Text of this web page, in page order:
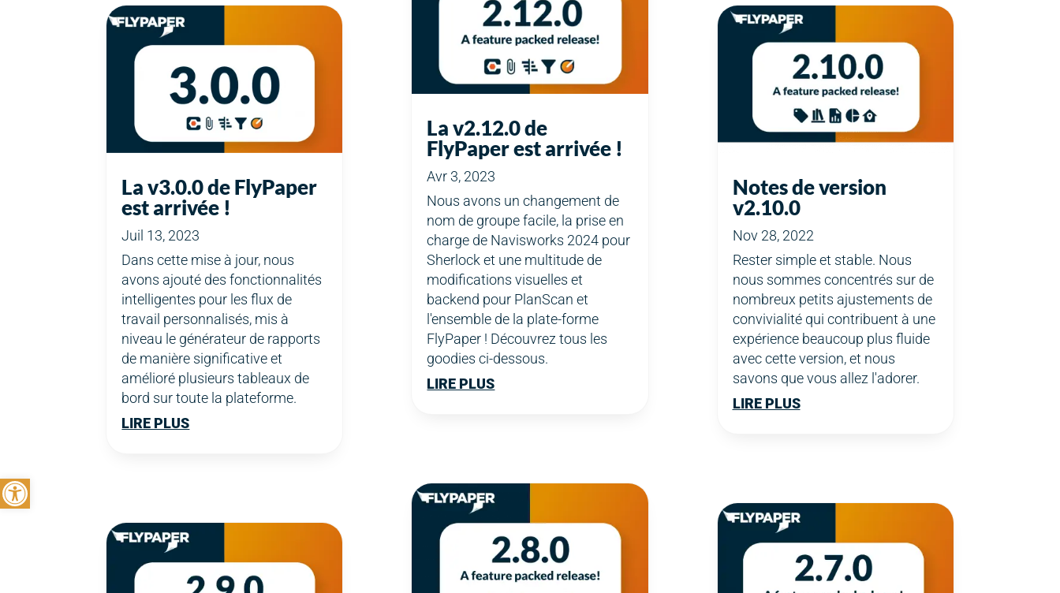
Ouvrir la barre d’outils
La v3.0.0 de FlyPaper
est arrivée !
Juil 13, 2023
Dans cette mise à jour, nous
avons ajouté des fonctionnalités
intelligentes pour les flux de
travail personnalisés, mis à
niveau le générateur de rapports
de manière significative et
amélioré plusieurs tableaux de
bord sur toute la plateforme.
LIRE PLUS
La v2.12.0 de
FlyPaper est arrivée !
Avr 3, 2023
Nous avons un changement de
nom de groupe facile, la prise en
charge de Navisworks 2024 pour
Sherlock et une multitude de
modifications visuelles et
backend pour PlanScan et
l'ensemble de la plate-forme
FlyPaper ! Découvrez tous les
goodies ci-dessous.
LIRE PLUS
Notes de version
v2.10.0
Nov 28, 2022
Rester simple et stable. Nous
nous sommes concentrés sur de
nombreux petits ajustements de
convivialité qui contribuent à une
expérience beaucoup plus fluide
avec cette version, et nous
savons que vous allez l'adorer.
LIRE PLUS